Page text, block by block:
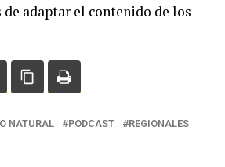
adaptar el contenido de los
NATURAL PODCAST
REGIONALES